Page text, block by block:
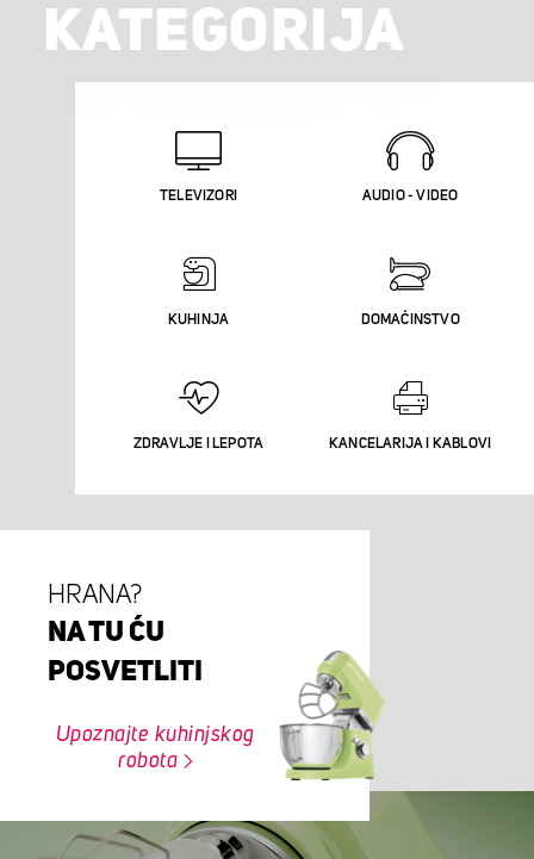
KATEGORIJA
TELEVIZORI AUDIO - VIDEO
KUHINJA DOMAĆINSTVO
ZDRAVLJE I LEPOTA KANCELARIJA I KABLOVI
HRANA?
NA TU ĆU
POSVETLITI
Upoznajte kuhinjskog
robota